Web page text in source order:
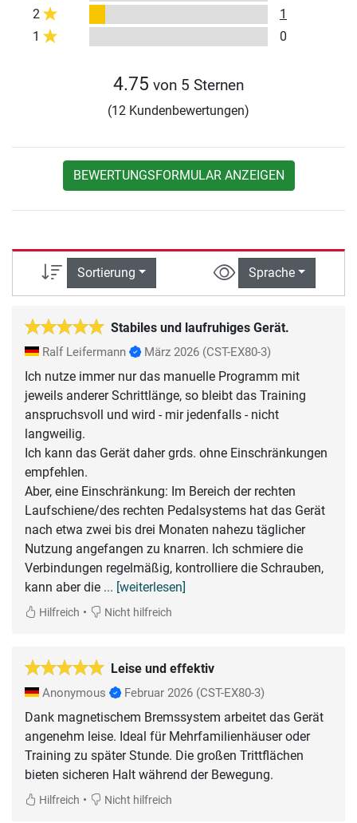
2
1
1
0
4.75 von 5 Sternen
(12 Kundenbewertungen)
BEWERTUNGSFORMULAR ANZEIGEN
Sortierung Sprache
Stabiles und laufruhiges Gerät.
Ralf Leifermann März 2026 (CST-EX80-3)
Ich nutze immer nur das manuelle Programm mit
jeweils anderer Schrittlänge, so bleibt das Training
anspruchsvoll und wird - mir jedenfalls - nicht
langweilig.
Ich kann das Gerät daher grds. ohne Einschränkungen
empfehlen.
Aber, eine Einschränkung: Im Bereich der rechten
Laufschiene/des rechten Pedalsystems hat das Gerät
nach etwa zwei bis drei Monaten nahezu täglicher
Nutzung angefangen zu knarren. Ich schmiere die
Verbindungen regelmäßig, kontrolliere die Schrauben,
kann aber die ... [weiterlesen]
Hilfreich • Nicht hilfreich
Leise und effektiv
Anonymous Februar 2026 (CST-EX80-3)
Dank magnetischem Bremssystem arbeitet das Gerät
angenehm leise. Ideal für Mehrfamilienhäuser oder
Training zu später Stunde. Die großen Trittflächen
bieten sicheren Halt während der Bewegung.
Hilfreich • Nicht hilfreich